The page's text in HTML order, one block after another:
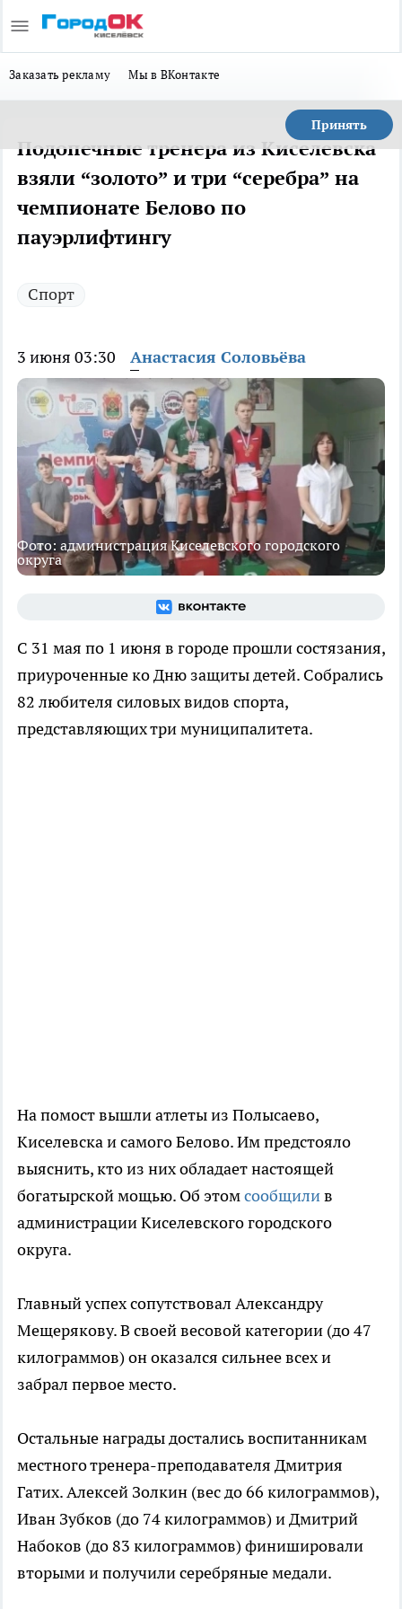
Заказать рекламу Мы в ВКонтакте
Принять
Подопечные тренера из Киселевска
взяли “золото” и три “серебра” на
чемпионате Белово по
пауэрлифтингу
Спорт
3 июня 03:30 Анастасия Соловьёва
Фото: администрация Киселевского городского
округа
С 31 мая по 1 июня в городе прошли состязания,
приуроченные ко Дню защиты детей. Собрались
82 любителя силовых видов спорта,
представляющих три муниципалитета.
На помост вышли атлеты из Полысаево,
Киселевска и самого Белово. Им предстояло
выяснить, кто из них обладает настоящей
богатырской мощью. Об этомсообщилив
администрации Киселевского городского
округа.
Главный успех сопутствовал Александру
Мещерякову. В своей весовой категории (до 47
килограммов) он оказался сильнее всех и
забрал первое место.
Остальные награды достались воспитанникам
местного тренера-преподавателя Дмитрия
Гатих. Алексей Золкин (вес до 66 килограммов),
Иван Зубков (до 74 килограммов) и Дмитрий
Набоков (до 83 килограммов) финишировали
вторыми и получили серебряные медали.